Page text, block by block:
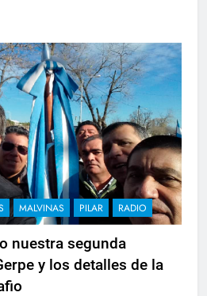
MALVINAS PILAR RADIO
nuestra segunda
y los detalles de la